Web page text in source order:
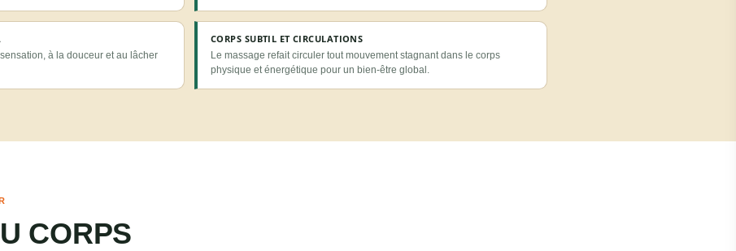
à la douceur et au lâcher
CORPS SUBTIL ET CIRCULATIONS
Le massage refait circuler tout mouvement stagnant dans le corps
physique et énergétique pour un bien-être global.
CORPS